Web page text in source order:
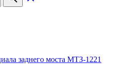
заднего моста МТЗ-1221